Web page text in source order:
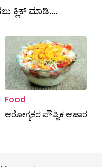
ಕ್ಲಿಕ್ ಮಾಡಿ....
Food
ಆರೋಗ್ಯಕರ ಪೌಷ್ಟಿಕ ಆಹಾರ